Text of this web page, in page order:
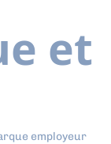
et
employeur